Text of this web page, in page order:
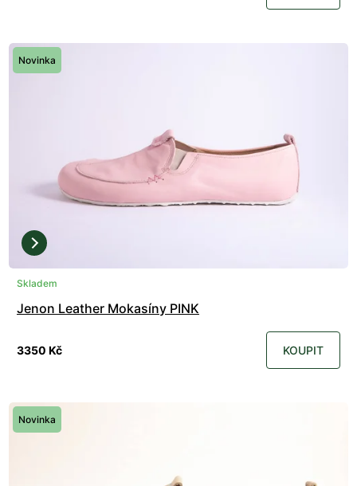
Novinka
Skladem
Jenon Leather Mokasíny PINK
3350 Kč KOUPIT
Novinka